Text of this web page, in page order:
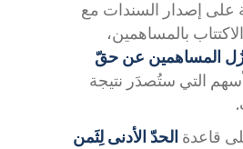
على إصدار السندات مع
بالمساهمين،
المساهمين عن حقّ
التي ستُصدَر نتيجة
قاعدة الحدّ الأدنى لِثَمن